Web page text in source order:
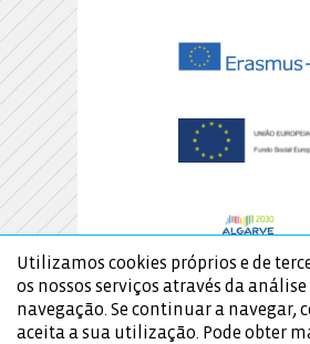
Utilizamos cookies próprios e de
os nossos serviços através da
navegação. Se continuar a navegar,
aceita a sua utilização. Pode obter